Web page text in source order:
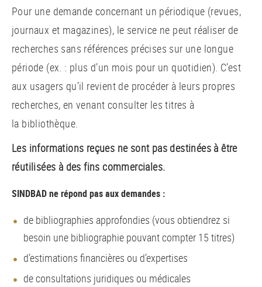
Pour une demande concernant un périodique (revues,
journaux et magazines), le service ne peut réaliser de
recherches sans références précises sur une longue
période (ex. : plus d’un mois pour un quotidien). C’est
aux usagers qu’il revient de procéder à leurs propres
recherches, en venant consulter les titres à
la bibliothèque.
Les informations reçues ne sont pas destinées à être
réutilisées à des fins commerciales.
SINDBAD ne répond pas aux demandes :
de bibliographies approfondies (vous obtiendrez si
besoin une bibliographie pouvant compter 15 titres)
d’estimations financières ou d’expertises
de consultations juridiques ou médicales